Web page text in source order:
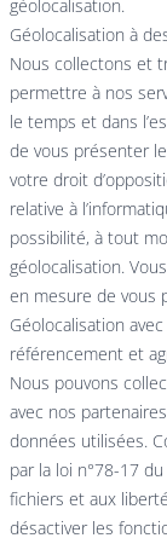
géolocalisation.
Géolocalisation à
Nous collectons et
permettre à nos
le temps et dans
de vous présenter
votre droit
relative à
possibilité, à tout
géolocalisation.
en mesure de vous
Géolocalisation
référencement et
Nous pouvons
avec nos
données utilisées.
par la loi n°78-17
fichiers et aux
désactiver les